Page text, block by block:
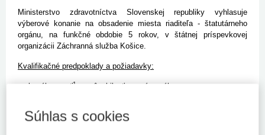
Ministerstvo zdravotníctva Slovenskej republiky vyhlasuje
výberové konanie na obsadenie miesta riaditeľa - štatutárneho
orgánu, na funkčné obdobie 5 rokov, v štátnej príspevkovej
organizácii Záchranná služba Košice.
Kvalifikačné predpoklady a požiadavky:
- bezúhonnosť1
a spôsobilosť na právne úkony,
- odborná prax 5 rokov (po ukončení vysokoškolského štúdia
druhého stupňa)
Súhlas s cookies